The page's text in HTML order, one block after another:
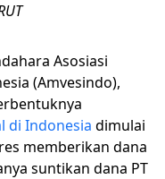
Asosiasi
(Amvesindo),
di Indonesia dimulai
memberikan dana
suntikan dana PT